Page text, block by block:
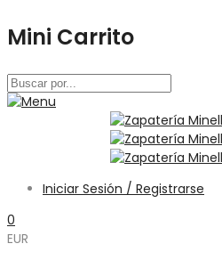
Mini Carrito
Iniciar Sesión / Registrarse
0
EUR